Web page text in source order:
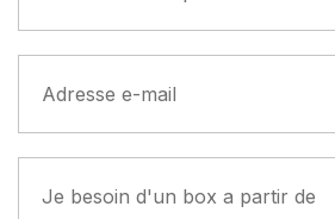
Adresse e-mail
Je besoin d'un box a partir de